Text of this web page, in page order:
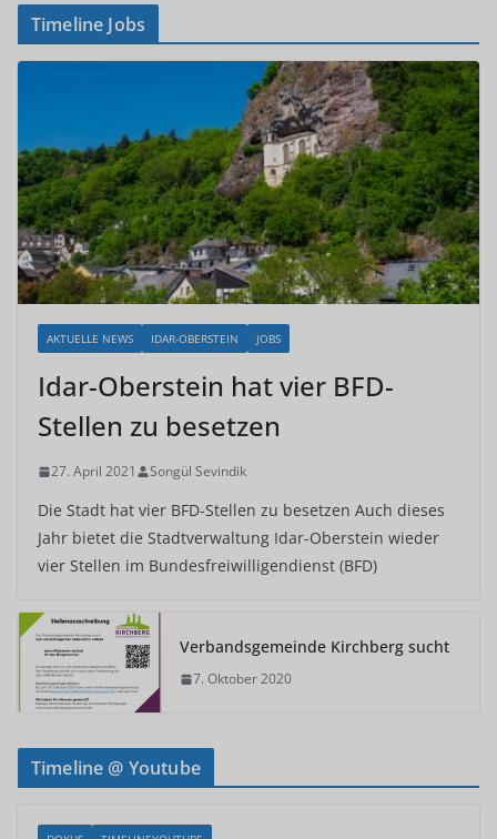
Timeline Jobs
AKTUELLE NEWS IDAR-OBERSTEIN JOBS
Idar-Oberstein hat vier BFD-
Stellen zu besetzen
27. April 2021 Songül Sevindik
Die Stadt hat vier BFD-Stellen zu besetzen Auch dieses
Jahr bietet die Stadtverwaltung Idar-Oberstein wieder
vier Stellen im Bundesfreiwilligendienst (BFD)
Verbandsgemeinde Kirchberg sucht
7. Oktober 2020
Timeline @ Youtube